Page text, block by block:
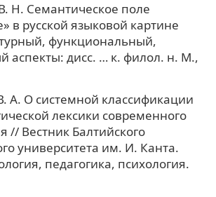
Н. Семантическое поле
в русской языковой картине
функциональный,
аспекты: дисс. … к. филол. н. М.,
А. О системной классификации
лексики современного
// Вестник Балтийского
университета им. И. Канта.
педагогика, психология.